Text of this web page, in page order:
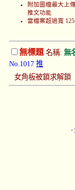
附加圖檔最大上
推文功能
當檔案超過寬
無標題名稱: 無
No.1017 推
女角板被鎖求解鎖
-